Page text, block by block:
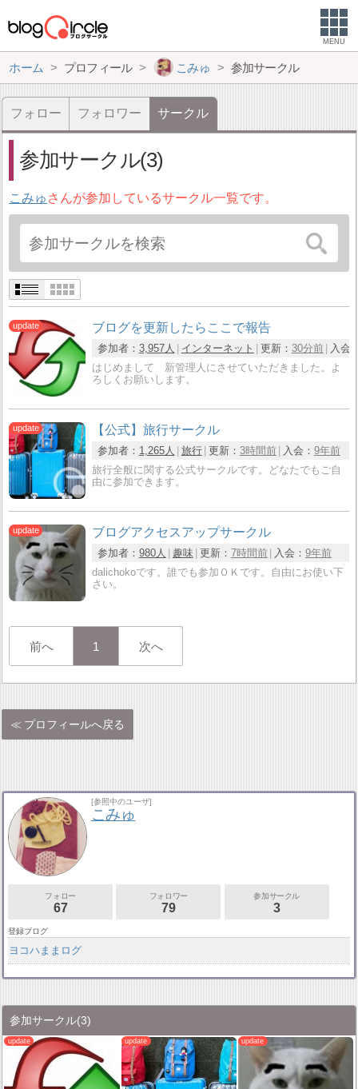
MENU
ホーム プロフィール こみゅ 参加サークル
フォロー フォロワー サークル
参加サークル(3)
こみゅ さんが参加しているサークル一覧です。
ブログを更新したらここで報告
参加者： 3,957人 インターネット 更新： 30分前
入会
はじめまして 新管理人にさせていただきました。よ
ろしくお願いします。
【公式】旅行サークル
参加者： 1,265人 旅行 更新： 3時間前 入会： 9年前
旅行全般に関する公式サークルです。どなたでもご自
由に参加できます。
ブログアクセスアップサークル
参加者： 980人 趣味 更新： 7時間前 入会： 9年前
dalichokoです。誰でも参加ＯＫです。自由にお使い下
さい。
前へ 1 次へ
プロフィールへ戻る
[参照中のユーザ]
こみゅ
フォロー
67
フォロワー
79
参加サークル
3
登録ブログ
ヨコハままログ
参加サークル(3)